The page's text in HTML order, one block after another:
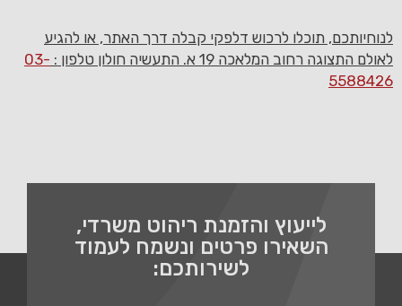
לנוחיותכם, תוכלו לרכוש דלפקי קבלה דרך האתר, או להגיע
לאולם התצוגה רחוב המלאכה 19 א. התעשיה חולון טלפון :
03-
5588426
לייעוץ והזמנת ריהוט משרדי,
השאירו פרטים ונשמח לעמוד
לשירותכם: